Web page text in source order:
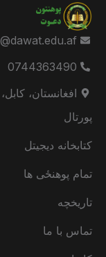
0744363490
افغانستان،
پورتال
کتابخانه دیجیتل
تمام پوهنځی ها
تاریخچه
تماس با ما